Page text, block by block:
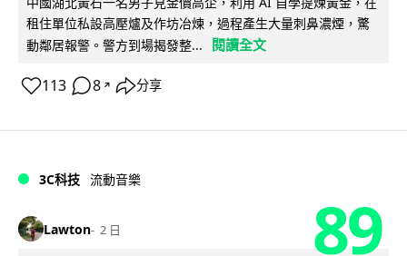
租住單位私設高壓爐及作坊冶煉，過程產生大量刺鼻濃煙，驚
動鄰居報警。警方到場揭發整...
閱讀全文
113 8 ↗ 分享
3C科技 流動音樂
Lawton 2 日 89